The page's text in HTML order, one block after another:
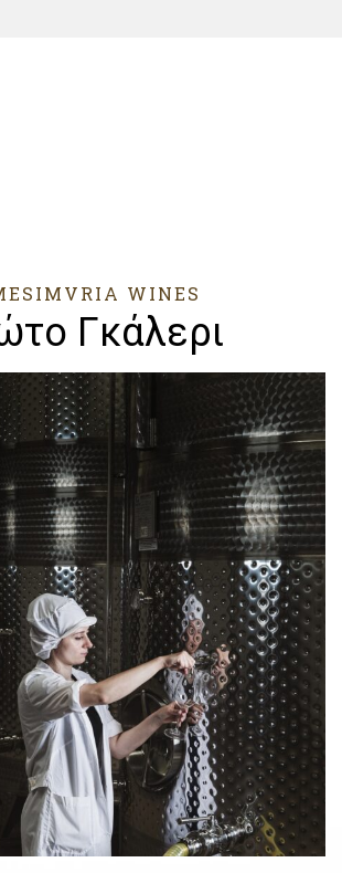
WINES
Γκάλερι